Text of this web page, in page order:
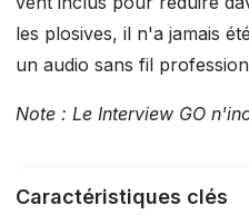
les plosives, il n'a jamais
un audio sans fil
Note : Le Interview GO
Caractéristiques clés